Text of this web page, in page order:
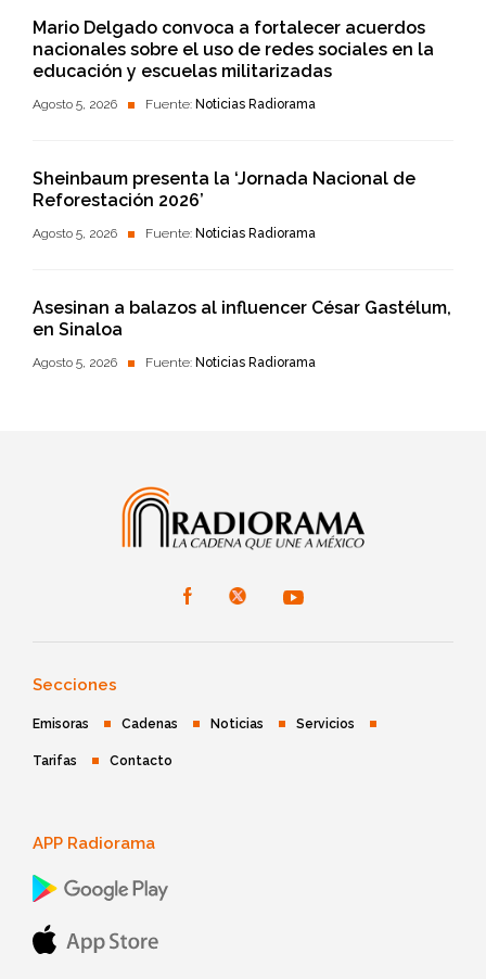
Mario Delgado convoca a fortalecer acuerdos
nacionales sobre el uso de redes sociales en la
educación y escuelas militarizadas
Agosto 5, 2026 Fuente: Noticias Radiorama
Sheinbaum presenta la ‘Jornada Nacional de
Reforestación 2026’
Agosto 5, 2026 Fuente: Noticias Radiorama
Asesinan a balazos al influencer César Gastélum,
en Sinaloa
Agosto 5, 2026 Fuente: Noticias Radiorama
Secciones
Emisoras Cadenas Noticias Servicios
Tarifas Contacto
APP Radiorama